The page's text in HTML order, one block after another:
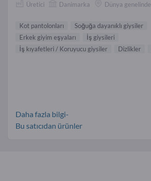
Üretici Danimarka Dünya genelinde
Kot pantolonları
Soğuğa dayanıklı giysiler
Erkek giyim eşyaları
İş giysileri
İş kıyafetleri / Koruyucu giysiler
Dizlikler
Daha fazla bilgi-
Bu satıcıdan ürünler